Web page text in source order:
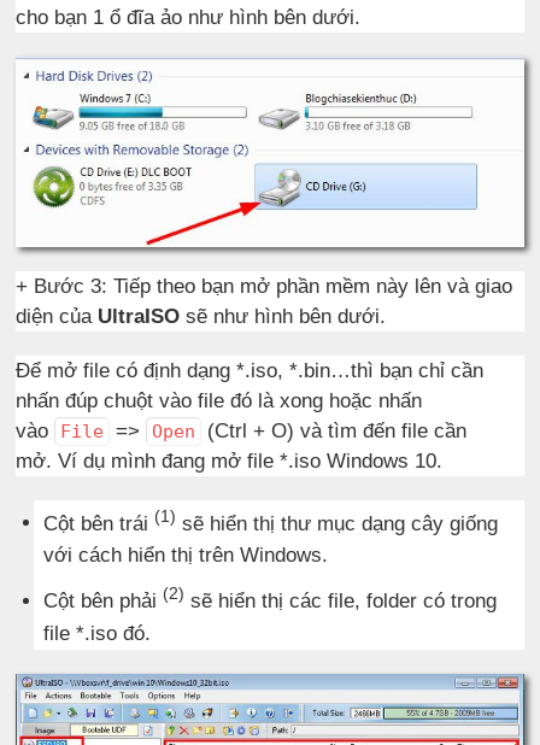
cho bạn 1 ổ đĩa ảo như hình bên dưới.
+ Bước 3: Tiếp theo bạn mở phần mềm này lên và giao
diện của UltraISOsẽ như hình bên dưới.
Để mở file có định dạng *.iso, *.bin…thì bạn chỉ cần
nhấn đúp chuột vào file đó là xong hoặc nhấn
vào
File => Open
(Ctrl + O) và tìm đến file cần
mở. Ví dụ mình đang mở file *.iso Windows 10.
Cột bên trái (1) sẽ hiển thị thư mục dạng cây giống
với cách hiển thị trên Windows.
Cột bên phải (2) sẽ hiển thị các file, folder có trong
file *.iso đó.